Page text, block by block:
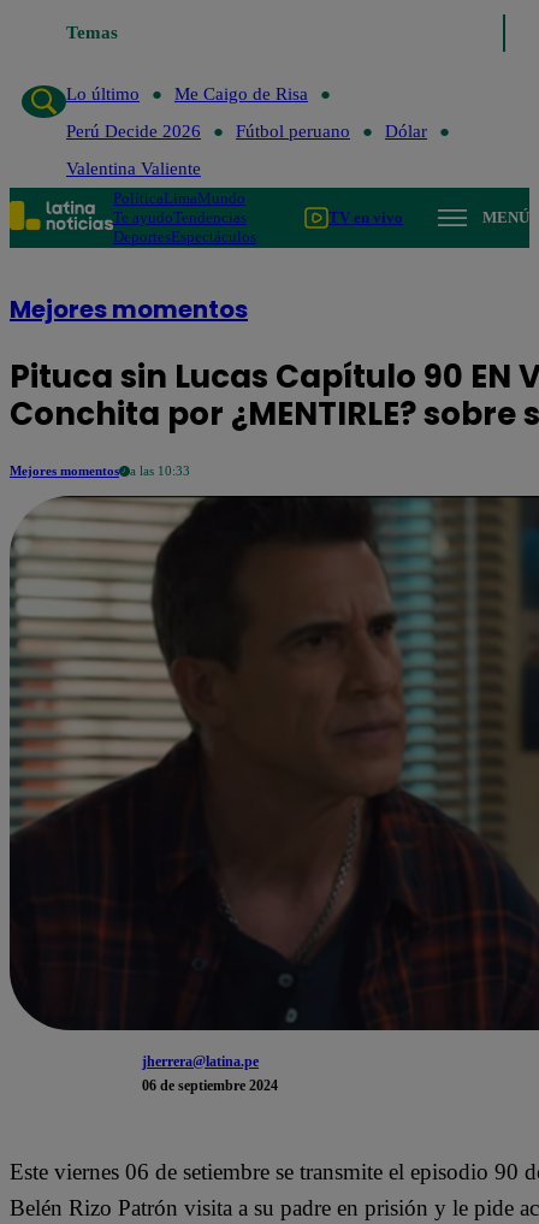
Temas
Lo último
Lo último
Me Caigo de Risa
Perú Decide 2026
Fútbol peruano
Dólar
Valentina Valiente
PolíticaLimaMundo
Te ayudoTendencias
DeportesEspectáculos
TV en vivo MENÚ
Mejores momentos
Pituca sin Lucas Capítulo 90
Conchita por ¿MENTIRLE?
Mejores momentos a las 10:33
jherrera@latina.pe
06 de septiembre 2024
Este viernes 06 de setiembre se transmite el episodio 90
Belén Rizo Patrón visita a su padre en prisión y le pide